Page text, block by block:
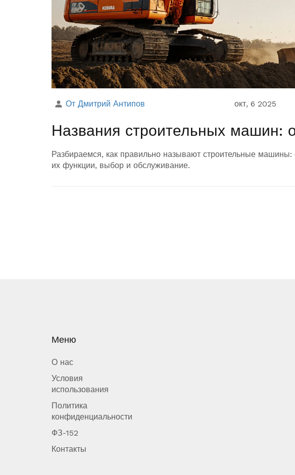
От Дмитрий Антипов окт, 6 2025
Названия строительных машин:
Разбираемся, как правильно называют строительные машины:
их функции, выбор и обслуживание.
Меню
О нас
Условия
использования
Политика
конфиденциальности
ФЗ-152
Контакты